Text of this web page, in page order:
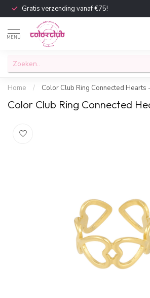
Gratis verzending vanaf €75!
MENU
Home / Color Club Ring Connected Hearts
Color Club Ring Connected